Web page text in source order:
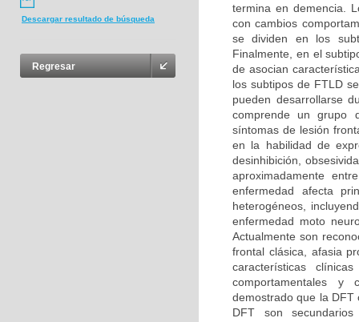
Descargar resultado de búsqueda
Regresar
termina en demencia.
con cambios
se dividen en los
Finalmente, en el
de asocian
los subtipos de FTLD
pueden desarrollarse
comprende un grupo
síntomas de lesión
en la habilidad de
desinhibición,
aproximadamente
enfermedad afecta
heterogéneos,
enfermedad moto
Actualmente son
frontal clásica, afasia
características
comportamentales y
demostrado que la DFT
DFT son